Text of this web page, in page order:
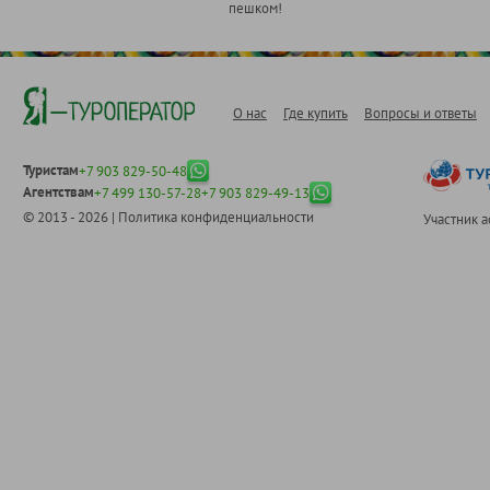
пешком!
О нас Где купить Вопросы и ответы
Туристам+7 903 829-50-48
Агентствам+7 499 130-57-28+7 903 829-49-13
© 2013 - 2026 | Политика конфиденциальности Участник